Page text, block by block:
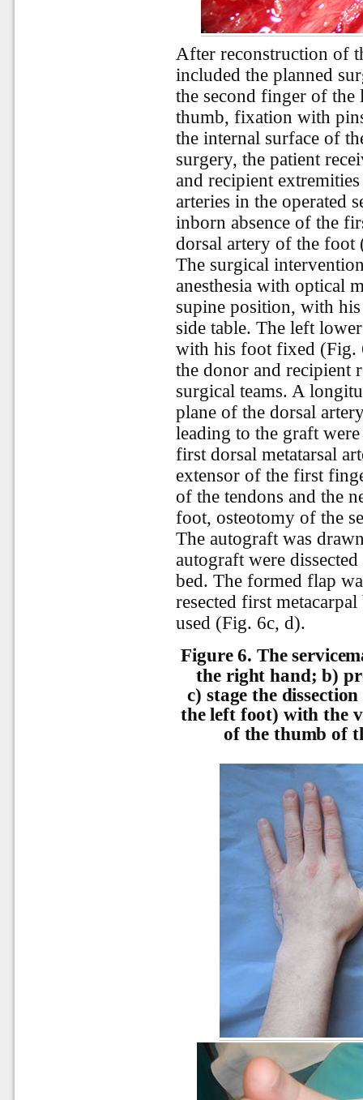
After reconstruction of
included the planned
the second finger of
thumb, fixation with
the internal surface of
surgery, the patient
and recipient
arteries in the operated
inborn absence of the
dorsal artery of the
The surgical
anesthesia with optical
supine position, with
side table. The left
with his foot fixed (Fig.
the donor and recipient
surgical teams. A
plane of the dorsal
leading to the graft
first dorsal metatarsal
extensor of the first
of the tendons and the
foot, osteotomy of the
The autograft was
autograft were
bed. The formed flap
resected first
used (Fig. 6c, d).
Figure 6. The
the right hand; b)
с) stage the
the left foot) with the
of the thumb of